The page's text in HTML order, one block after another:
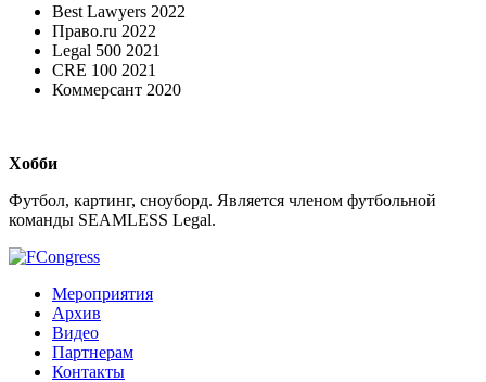
Best Lawyers 2022
Право.ru 2022
Legal 500 2021
CRE 100 2021
Коммерсант 2020
Хобби
Футбол, картинг, сноуборд. Является членом футбольной
команды SEAMLESS Legal.
Мероприятия
Архив
Видео
Партнерам
Контакты